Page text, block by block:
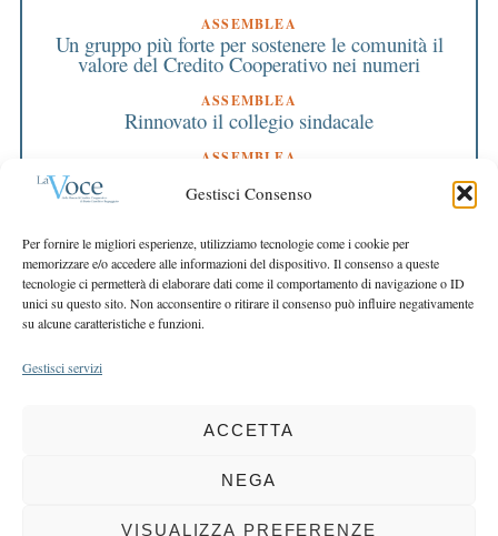
Gestisci Consenso
Per fornire le migliori esperienze, utilizziamo tecnologie come i cookie per
memorizzare e/o accedere alle informazioni del dispositivo. Il consenso a queste
tecnologie ci permetterà di elaborare dati come il comportamento di navigazione o ID
unici su questo sito. Non acconsentire o ritirare il consenso può influire negativamente
su alcune caratteristiche e funzioni.
Gestisci servizi
ACCETTA
NEGA
VISUALIZZA PREFERENZE
ASSEMBLEA
Un gruppo più forte per sostenere le comunità il
valore del Credito Cooperativo nei numeri
ASSEMBLEA
Rinnovato il collegio sindacale
ASSEMBLEA
Bilancio approvato all’unanimità e 2 milioni
destinati al territorio
Crescere restando riconoscibili
EDITORIALE PRESIDENTE
Costruire futuro insieme
COPYRIGHT 2025 LA VOCE |PRIVACY
BCC DI BUSTO GAROLFO E BUGUGGIATE